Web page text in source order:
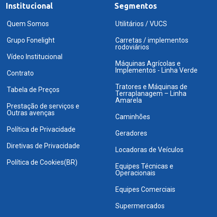
Institucional
Quem Somos
Grupo Fonelight
Vídeo Institucional
Contrato
Tabela de Preços
Prestação de serviços e
Outras avenças
Política de Privacidade
Diretivas de Privacidade
Política de Cookies(BR)
Segmentos
Utilitários / VUCS
Carretas / implementos
rodoviários
Máquinas Agrícolas e
Implementos - Linha Verde
Tratores e Máquinas de
Terraplanagem – Linha
Amarela
Caminhões
Geradores
Locadoras de Veículos
Equipes Técnicas e
Operacionais
Equipes Comerciais
Supermercados